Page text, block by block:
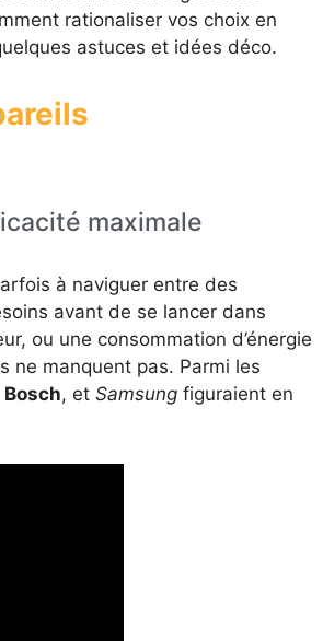
rationaliser vos choix en
astuces et idées déco.
maximale
à naviguer entre des
avant de se lancer dans
ou une consommation d’énergie
ne manquent pas. Parmi les
Bosch, et Samsungfiguraient en